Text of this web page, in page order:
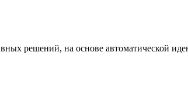
решений, на основе автоматической